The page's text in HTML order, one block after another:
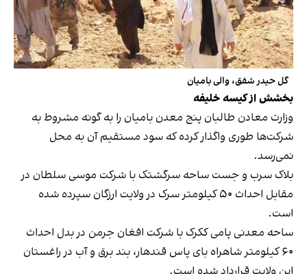
گل حیدر شفق، والی بامیان
بخشش از کیسه خلیفه
وزارت معادن طالبان پنج معدن بامیان را به گونه مشروط به
شرکت‌ها طوری واگذار کرده که سود مستقیم آن به محل
نمی‌رسد.
بلاک سرب و جست ساحه سرگشتک با شرکت موسی سلطان در
مقابل احداث ۵۰ کیلومتر سرک در ولایت ارزگان سپرده شده
است.
ساحه معدنی پامی ککرک با شرکت افغان جرمن در بدل احداث
۶۰ کیلومتر شاهراه بای پاس قندهار، بند برق و آب در راغستان